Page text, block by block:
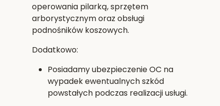
operowania pilarką, sprzętem
arborystycznym oraz obsługi
podnośników koszowych.
Dodatkowo:
Posiadamyubezpieczenie OC na
wypadek ewentualnych szkód
powstałych podczas realizacji usługi.